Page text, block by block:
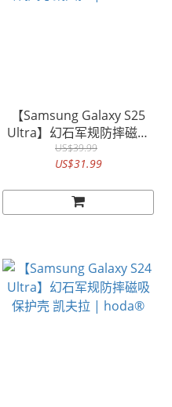
【Samsung Galaxy S25
Ultra】幻石军规防摔磁吸
保护壳 凯夫拉 | hoda®
US$39.99
US$31.99